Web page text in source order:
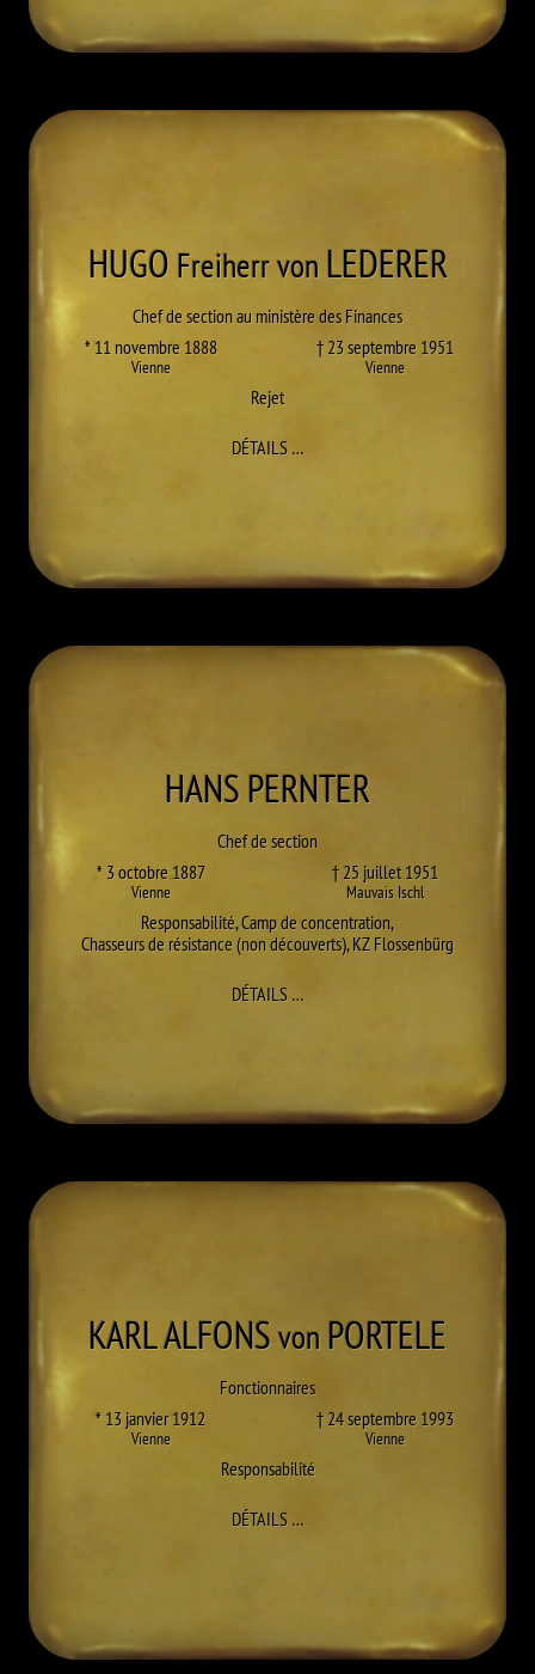
HUGO Freiherr vonLEDERER
Chef de section au ministère des Finances
* 11 novembre 1888
Vienne
† 23 septembre 1951
Vienne
Rejet
DÉTAILS…À HUGO LEDERER
HANSPERNTER
Chef de section
* 3 octobre 1887
Vienne
† 25 juillet 1951
Mauvais Ischl
Responsabilité,Camp de concentration,
Chasseurs de résistance (non découverts),KZ Flossenbürg
DÉTAILS…À HANS PERNTER
KARL ALFONSvonPORTELE
Fonctionnaires
* 13 janvier 1912
Vienne
† 24 septembre 1993
Vienne
Responsabilité
DÉTAILS…À KARL ALFONS PORTELE